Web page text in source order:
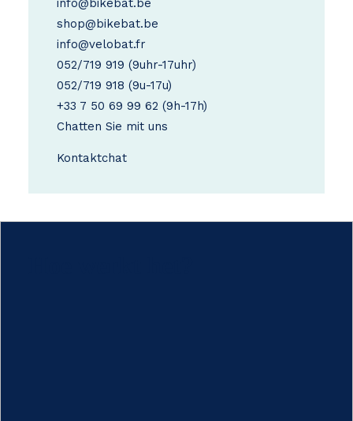
info@bikebat.be
shop@bikebat.be
info@velobat.fr
052/719 919 (9uhr-17uhr)
052/719 918 (9u-17u)
+33 7 50 69 99 62 (9h-17h)
Chatten Sie mit uns
Kontaktchat